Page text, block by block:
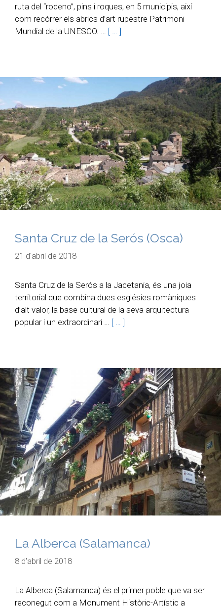
ruta del “rodeno”, pins i roques, en 5 municipis, així
com recórrer els abrics d’art rupestre Patrimoni
Mundial de la UNESCO. … [ … ]
Santa Cruz de la Serós (Osca)
21 d'abril de 2018
Santa Cruz de la Serós a la Jacetania, és una joia
territorial que combina dues esglésies romàniques
d’alt valor, la base cultural de la seva arquitectura
popular i un extraordinari … [ … ]
La Alberca (Salamanca)
8 d'abril de 2018
La Alberca (Salamanca) és el primer poble que va ser
reconegut com a Monument Històric-Artístic a